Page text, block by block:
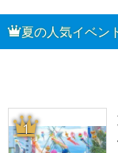
夏の人気イベン
1